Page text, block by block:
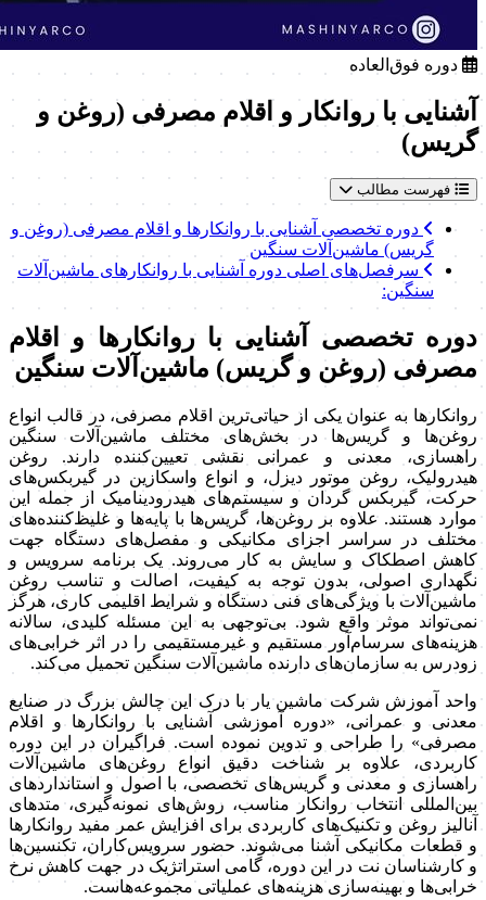
دوره فوق‌العاده
آشنایی با روانکار و اقلام مصرفی (روغن و
گریس)
فهرست مطالب
دوره تخصصی آشنایی با روانکارها و اقلام مصرفی (روغن و
گریس) ماشین‌آلات سنگین
سرفصل‌های اصلی دوره آشنایی با روانکارهای ماشین‌آلات
سنگین:
دوره تخصصی آشنایی با روانکارها و اقلام
مصرفی (روغن و گریس) ماشین‌آلات سنگین
روانکارها به عنوان یکی از حیاتی‌ترین اقلام مصرفی، در قالب انواع
روغن‌ها و گریس‌ها در بخش‌های مختلف ماشین‌آلات سنگین
راهسازی، معدنی و عمرانی نقشی تعیین‌کننده دارند. روغن
هیدرولیک، روغن موتور دیزل، و انواع واسکازین در گیربکس‌های
حرکت، گیربکس گردان و سیستم‌های هیدرودینامیک از جمله این
موارد هستند. علاوه بر روغن‌ها، گریس‌ها با پایه‌ها و غلیظ‌کننده‌های
مختلف در سراسر اجزای مکانیکی و مفصل‌های دستگاه جهت
کاهش اصطکاک و سایش به کار می‌روند. یک برنامه سرویس و
نگهداری اصولی، بدون توجه به کیفیت، اصالت و تناسب روغن
ماشین‌آلات با ویژگی‌های فنی دستگاه و شرایط اقلیمی کاری، هرگز
نمی‌تواند موثر واقع شود. بی‌توجهی به این مسئله کلیدی، سالانه
هزینه‌های سرسام‌آور مستقیم و غیرمستقیمی را در اثر خرابی‌های
زودرس به سازمان‌های دارنده ماشین‌آلات سنگین تحمیل می‌کند.
واحد آموزش شرکت ماشین‌ یار با درک این چالش بزرگ در صنایع
معدنی و عمرانی، «دوره آموزشی آشنایی با روانکارها و اقلام
مصرفی» را طراحی و تدوین نموده است. فراگیران در این دوره
کاربردی، علاوه بر شناخت دقیق انواع روغن‌های ماشین‌آلات
راهسازی و معدنی و گریس‌های تخصصی، با اصول و استانداردهای
بین‌المللی انتخاب روانکار مناسب، روش‌های نمونه‌گیری، متدهای
آنالیز روغن و تکنیک‌های کاربردی برای افزایش عمر مفید روانکارها
و قطعات مکانیکی آشنا می‌شوند. حضور سرویس‌کاران، تکنسین‌ها
و کارشناسان نت در این دوره، گامی استراتژیک در جهت کاهش نرخ
خرابی‌ها و بهینه‌سازی هزینه‌های عملیاتی مجموعه‌هاست.